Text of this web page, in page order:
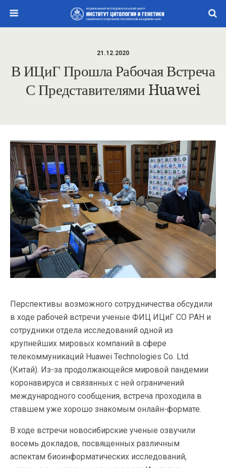
21.12.2020
В ИЦиГ Прошла Рабочая Встреча
С Представителями Huawei
Перспективы возможного сотрудничества обсудили
в ходе рабочей встречи ученые ФИЦ ИЦиГ СО РАН и
сотрудники отдела исследований одной из
крупнейших мировых компаний в сфере
телекоммуникаций Huawei Technologies Co. Ltd.
(Китай). Из-за продолжающейся мировой пандемии
коронавируса и связанных с ней ограничений
международного сообщения, встреча проходила в
ставшем уже хорошо знакомым онлайн-формате.
В ходе встречи новосибирские ученые озвучили
восемь докладов, посвященных различным
аспектам биоинформатических исследований,